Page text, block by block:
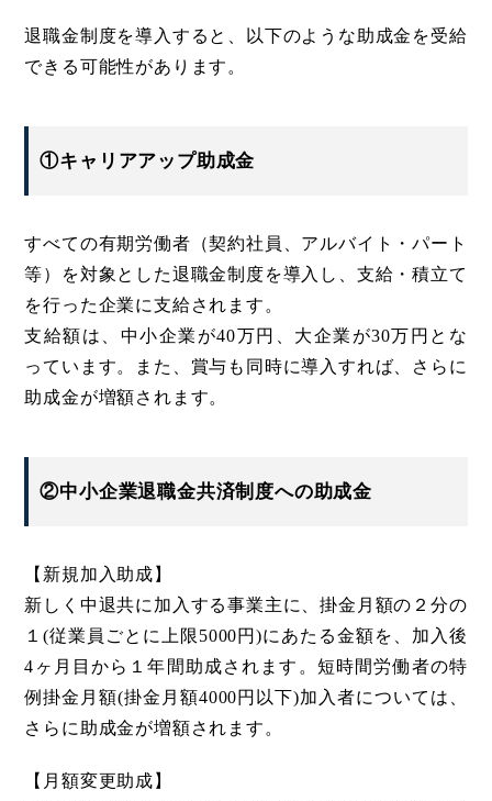
退職金制度を導入すると、以下のような助成金を受給
できる可能性があります。
①キャリアアップ助成金
すべての有期労働者（契約社員、アルバイト・パート
等）を対象とした退職金制度を導入し、支給・積立て
を行った企業に支給されます。
支給額は、中小企業が40万円、大企業が30万円とな
っています。また、賞与も同時に導入すれば、さらに
助成金が増額されます。
②中小企業退職金共済制度への助成金
【新規加入助成】
新しく中退共に加入する事業主に、掛金月額の２分の
１(従業員ごとに上限5000円)にあたる金額を、加入後
4ヶ月目から１年間助成されます。短時間労働者の特
例掛金月額(掛金月額4000円以下)加入者については、
さらに助成金が増額されます。
【月額変更助成】